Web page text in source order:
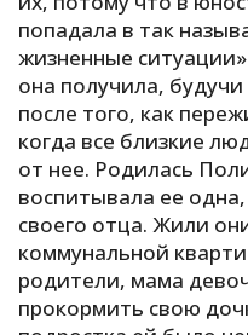
И
К
М
попадала в так
жизненные
она получила,
после того, как
когда все близкие
от нее. Родилась
воспитывала ее
своего отца. Жили
коммунальной
родители, мама
прокормить свою